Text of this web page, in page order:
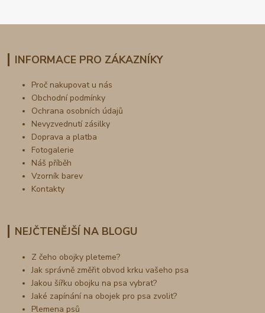
INFORMACE PRO ZÁKAZNÍKY
Proč nakupovat u nás
Obchodní podmínky
Ochrana osobních údajů
Nevyzvednutí zásilky
Doprava a platba
Fotogalerie
Náš příběh
Vzorník barev
Kontakty
NEJČTENĚJŠÍ NA BLOGU
Z čeho obojky pleteme?
Jak správně změřit obvod krku vašeho psa
Jakou šířku obojku na psa vybrat?
Jaké zapínání na obojek pro psa zvolit?
Plemena psů